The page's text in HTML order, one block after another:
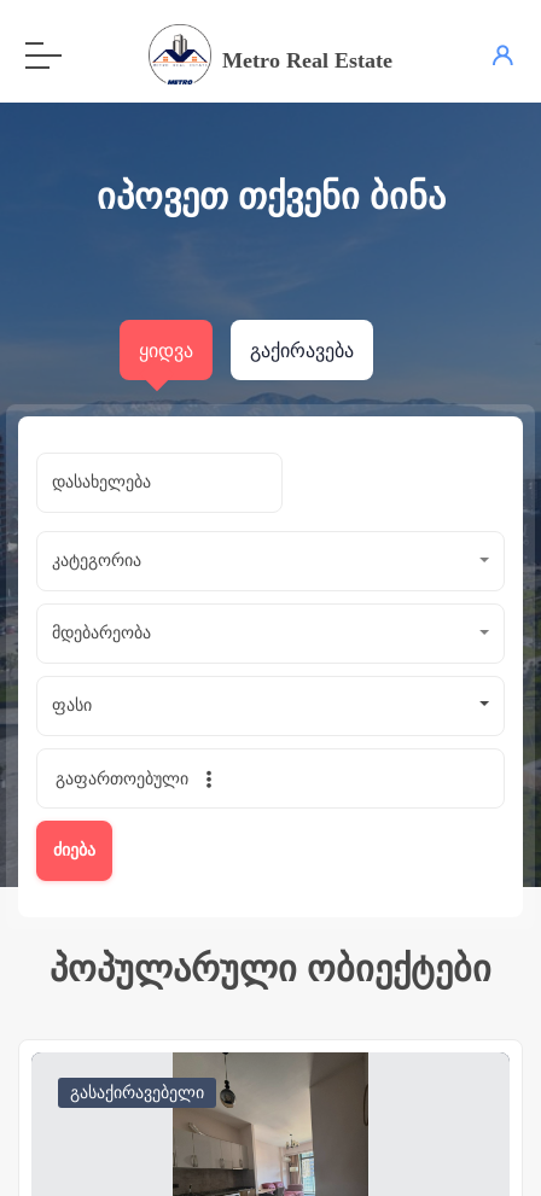
Metro Real Estate
იპოვეთ თქვენი ბინა
ყიდვა გაქირავება
კატეგორია
მდებარეობა
ფასი
გაფართოებული
ძიება
პოპულარული ობიექტები
გასაქირავებელი